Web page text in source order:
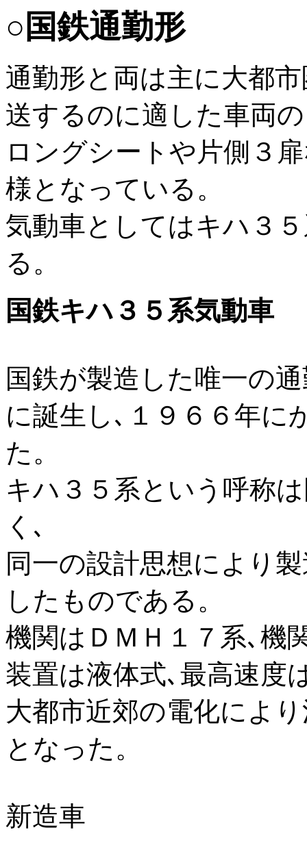
○国鉄通勤形
通勤形と両は主に大都
送するのに適した車両
ロングシートや片側３
様となっている。
気動車としてはキハ３
る。
国鉄キハ３５系気動車
国鉄が製造した唯一の
に誕生し､１９６６年に
た。
キハ３５系という呼称
く､
同一の設計思想により
したものである。
機関はＤＭＨ１７系､機
装置は液体式､最高速度
大都市近郊の電化によ
となった。
新造車